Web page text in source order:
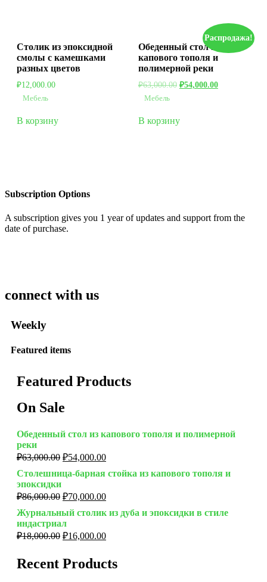
Столик из эпоксидной
смолы с камешками
разных цветов
₽12,000.00
Мебель
В корзину
Распродажа!
Обеденный стол из
капового тополя и
полимерной реки
₽63,000.00 ₽54,000.00
Мебель
В корзину
Subscription Options
A subscription gives you 1 year of updates and support from the
date of purchase.
connect with us
Weekly
Featured items
Featured Products
On Sale
Обеденный стол из капового тополя и полимерной
реки
₽63,000.00 ₽54,000.00
Столешница-барная стойка из капового тополя и
эпоксидки
₽86,000.00 ₽70,000.00
Журнальный столик из дуба и эпоксидки в стиле
индастриал
₽18,000.00 ₽16,000.00
Recent Products